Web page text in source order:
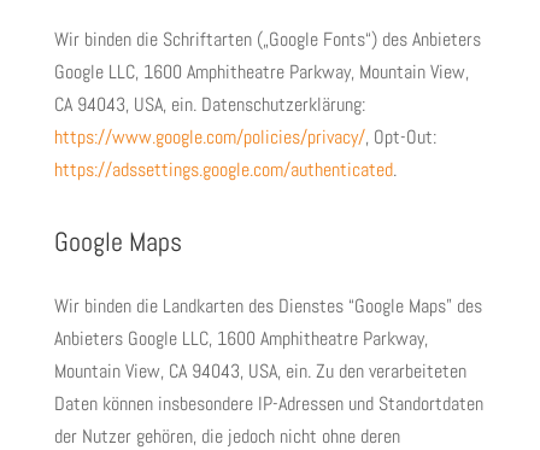
Wir binden die Schriftarten („Google Fonts“) des Anbieters
Google LLC, 1600 Amphitheatre Parkway, Mountain View,
CA 94043, USA, ein. Datenschutzerklärung:
https://www.google.com/policies/privacy/, Opt-Out:
https://adssettings.google.com/authenticated.
Google Maps
Wir binden die Landkarten des Dienstes “Google Maps” des
Anbieters Google LLC, 1600 Amphitheatre Parkway,
Mountain View, CA 94043, USA, ein. Zu den verarbeiteten
Daten können insbesondere IP-Adressen und Standortdaten
der Nutzer gehören, die jedoch nicht ohne deren